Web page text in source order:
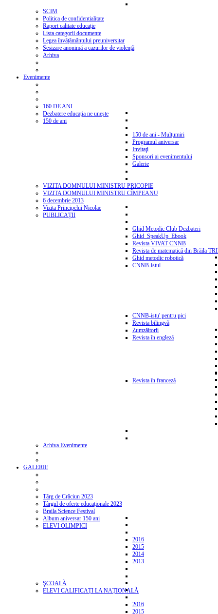
SCIM
Politica de confidentialitate
Raport calitate educație
Lista categorii documente
Legea învățământului preuniversitar
Sesizare anonimă a cazurilor de violență
Arhiva
Evenimente
160 DE ANI
Dezbatere educația ne unește
150 de ani
150 de ani - Mulțumiri
Programul aniversar
Invitaţi
Sponsori ai evenimentului
Galerie
VIZITA DOMNULUI MINISTRU PRICOPIE
VIZITA DOMNULUI MINISTRU CÎMPEANU
6 decembrie 2013
Vizita Principelui Nicolae
PUBLICAŢII
Ghid Metodic Club Dezbateri
Ghid_SpeakUp_Ebook
Revista VIVAT CNNB
Revista de matematică din Brăila
Ghid metodic robotică
CNNB-istul
CNNB-istu' pentru pici
Revista bilingvă
Zumzăitorii
Revista în engleză
Revista în franceză
Arhiva Evenimente
GALERIE
Târg de Crăciun 2023
Târgul de oferte educaționale 2023
Braila Science Festival
Album aniversar 150 ani
ELEVI OLIMPICI
2016
2015
2014
2013
ŞCOALĂ
ELEVI CALIFICAȚI LA NAȚIONALĂ
2016
2015